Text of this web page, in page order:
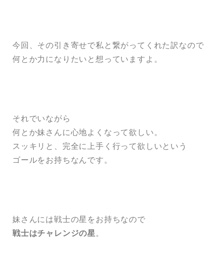
今回、その引き寄せで私と繋がってくれた訳なので
何とか力になりたいと想っていますよ。
それでいながら
何とか妹さんに心地よくなって欲しい。
スッキリと、完全に上手く行って欲しいという
ゴールをお持ちなんです。
妹さんには戦士の星をお持ちなので
戦士はチャレンジの星。